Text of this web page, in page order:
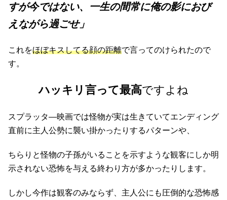
すが今ではない、一生の間常に俺の影におび
えながら過ごせ」
これをほぼキスしてる顔の距離で言ってのけられたので
す。
ハッキリ言って最高ですよね
スプラッタ―映画では怪物が実は生きていてエンディング
直前に主人公勢に襲い掛かったりするパターンや、
ちらりと怪物の子孫がいることを示すような観客にしか明
示されない恐怖を与える終わり方が多かったりします。
しかし今作は観客のみならず、主人公にも圧倒的な恐怖感